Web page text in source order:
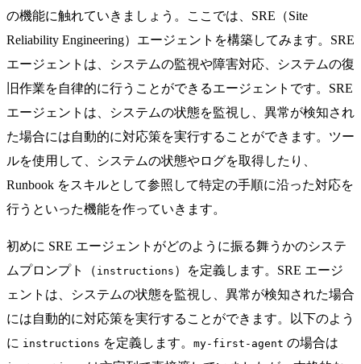
の機能に触れていきましょう。ここでは、SRE（Site
Reliability Engineering）エージェントを構築してみます。SRE
エージェントは、システムの監視や障害対応、システムの復
旧作業を自律的に行うことができるエージェントです。SRE
エージェントは、システムの状態を監視し、異常が検知され
た場合には自動的に対応策を実行することができます。ツー
ルを使用して、システムの状態やログを取得したり、
Runbook をスキルとして参照して特定の手順に沿った対応を
行うといった機能を作っていきます。
初めに SRE エージェントがどのように振る舞うかのシステ
ムプロンプト（ instructions ）を定義します。SRE エージ
ェントは、システムの状態を監視し、異常が検知された場合
には自動的に対応策を実行することができます。以下のよう
に instructions を定義します。 my-first-agent の場合は